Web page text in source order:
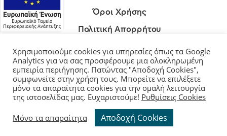
Όροι Χρήσης
Πολιτική Απορρήτου
Πολιτική Cookies
Διαχείριση Cookies
Copyright 2026 ©Moutevelis.gr| All rights reserved.
Website and Premium Managed Hosting byClickProject.gr
Χρησιμοποιούμε cookies για υπηρεσίες όπως τα Google
Analytics για να σας προσφέρουμε μια ολοκληρωμένη
εμπειρία περιήγησης. Πατώντας "Αποδοχή Cookies",
συμφωνείτε στην χρήση τους. Μπορείτε να επιλέξετε
μόνο τα απαραίτητα cookies για την ομαλή λειτουργία
της ιστοσελίδας μας. Ευχαριστούμε! Ρυθμίσεις Cookies
Μόνο τα απαραίτητα Αποδοχή Cookies